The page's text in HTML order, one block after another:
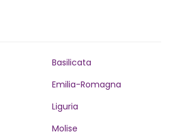
Basilicata
Emilia-Romagna
Liguria
Molise